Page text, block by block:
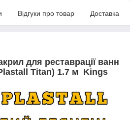
Відгуки про товар Доставка
для реставрації ванн
Titan) 1.7 м Kings